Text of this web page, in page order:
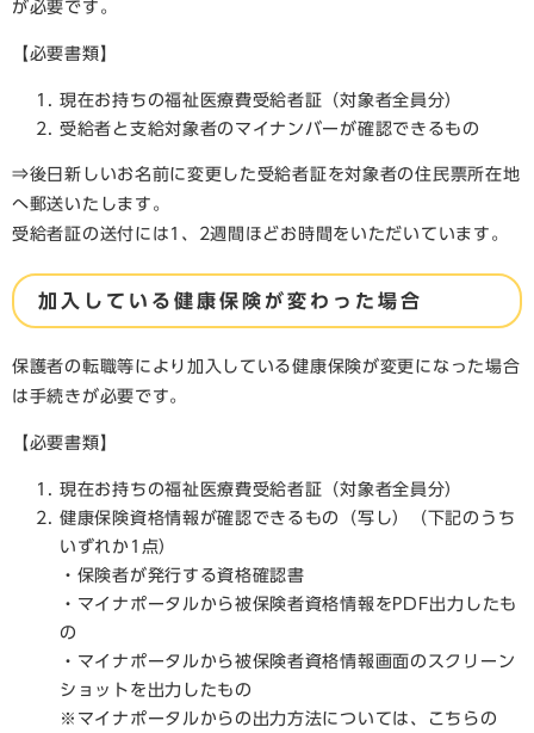
が必要です。
【必要書類】
現在お持ちの福祉医療費受給者証（対象者全員分）
受給者と支給対象者のマイナンバーが確認できるもの
⇒後日新しいお名前に変更した受給者証を対象者の住民票所在地
へ郵送いたします。
受給者証の送付には1、2週間ほどお時間をいただいています。
加入している健康保険が変わった場合
保護者の転職等により加入している健康保険が変更になった場合
は手続きが必要です。
【必要書類】
現在お持ちの福祉医療費受給者証（対象者全員分）
健康保険資格情報が確認できるもの（写し）（下記のうち
いずれか1点）
・保険者が発行する資格確認書
・マイナポータルから被保険者資格情報をPDF出力したも
の
・マイナポータルから被保険者資格情報画面のスクリーン
ショットを出力したもの
​※マイナポータルからの出力方法については、こちらの